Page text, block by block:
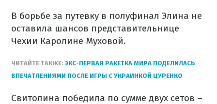
В борьбе за путевку в полуфинал Элина не
оставила шансов представительнице
Чехии Каролине Муховой.
ЧИТАЙТЕ ТАКЖЕ: ЭКС-ПЕРВАЯ РАКЕТКА МИРА ПОДЕЛИЛАСЬ
ВПЕЧАТЛЕНИЯМИ ПОСЛЕ ИГРЫ С УКРАИНКОЙ ЦУРЕНКО
Свитолина победила по сумме двух сетов –